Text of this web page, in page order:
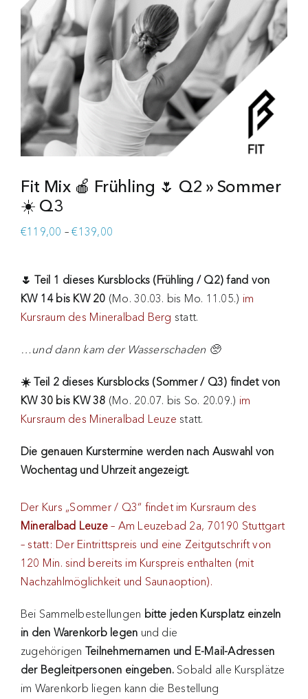
Fit Mix 🍎 Frühling 🌷 Q2 » Sommer
☀️ Q3
€119,00 –€139,00
€139,00
🌷 Teil 1 dieses Kursblocks (Frühling / Q2) fand von
KW 14 bis KW 20 (Mo. 30.03. bis Mo. 11.05.) im
Kursraum des Mineralbad Berg statt.
…und dann kam der Wasserschaden 🥺
☀️ Teil 2 dieses Kursblocks (Sommer / Q3) findet von
KW 30 bis KW 38 (Mo. 20.07. bis So. 20.09.) im
Kursraum des Mineralbad Leuze statt.
Die genauen Kurstermine werden nach Auswahl von
Wochentag und Uhrzeit angezeigt.
Der Kurs „Sommer / Q3“ findet im Kursraum des
Mineralbad Leuze– Am Leuzebad 2a, 70190 Stuttgart
– statt: Der Eintrittspreis und eine Zeitgutschrift von
120 Min. sind bereits im Kurspreis enthalten (mit
Nachzahlmöglichkeit und Saunaoption).
Bei Sammelbestellungen bitte jeden Kursplatz einzeln
in den Warenkorb legen und die
zugehörigen Teilnehmernamen und E-Mail-Adressen
der Begleitpersonen eingeben.Sobald alle Kursplätze
im Warenkorb liegen kann die Bestellung